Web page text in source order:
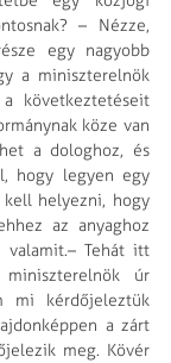
– Nézze,
egy nagyobb
a miniszterelnök
következtetéseit
köze van
a dologhoz, és
hogy legyen egy
kell helyezni, hogy
az anyaghoz
valamit.– Tehát itt
úr
mi kérdőjeleztük
a zárt
meg. Kövér